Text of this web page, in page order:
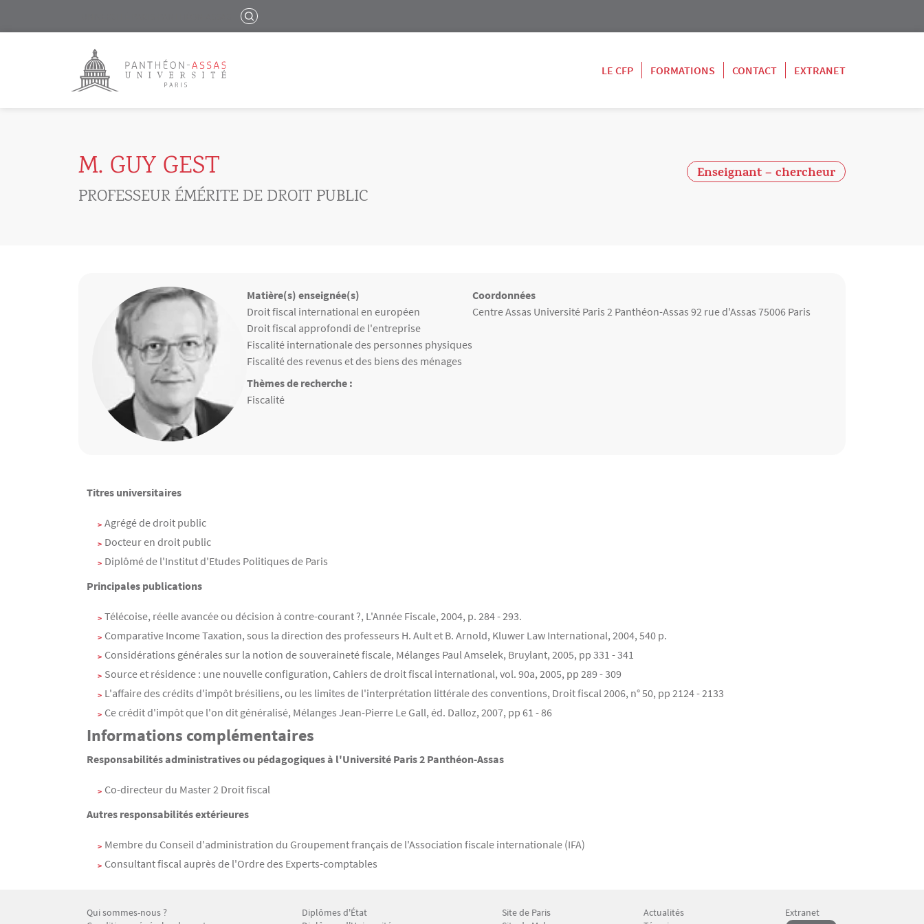
RECHERCHER
Logo
LE CFP
FORMATIONS CONTACT EXTRANET
M. GUY GEST
PROFESSEUR ÉMÉRITE DE DROIT PUBLIC
Enseignant – chercheur
Matière(s) enseignée(s)
Matières enseignées
Droit fiscal international en européen
Droit fiscal approfondi de l'entreprise
Fiscalité internationale des personnes physiques
Fiscalité des revenus et des biens des ménages
Thèmes de recherche :
Thèmes de recherche
Fiscalité
Coordonnées
Centre Assas Université Paris 2 Panthéon-Assas 92 rue d'Assas 75006 Paris
Contenu
Texte
Titres universitaires
Agrégé de droit public
Docteur en droit public
Diplômé de l'Institut d'Etudes Politiques de Paris
Principales publications
Télécoise, réelle avancée ou décision à contre-courant ?, L'Année Fiscale, 2004, p. 284 - 293.
Comparative Income Taxation, sous la direction des professeurs H. Ault et B. Arnold, Kluwer Law International, 2004, 540 p.
Considérations générales sur la notion de souveraineté fiscale, Mélanges Paul Amselek, Bruylant, 2005, pp 331 - 341
Source et résidence : une nouvelle configuration, Cahiers de droit fiscal international, vol. 90a, 2005, pp 289 - 309
L'affaire des crédits d'impôt brésiliens, ou les limites de l'interprétation littérale des conventions, Droit fiscal 2006, n° 50, pp 2124 - 2133
Ce crédit d'impôt que l'on dit généralisé, Mélanges Jean-Pierre Le Gall, éd. Dalloz, 2007, pp 61 - 86
Informations complémentaires
Responsabilités administratives ou pédagogiques à l'Université Paris 2 Panthéon-Assas
Co-directeur du Master 2 Droit fiscal
Autres responsabilités extérieures
Membre du Conseil d'administration du Groupement français de l'Association fiscale internationale (IFA)
Consultant fiscal auprès de l'Ordre des Experts-comptables
Menu Footer CFP 1
Qui sommes-nous ?
Menu Footer CFP 2
Diplômes d'État
Menu Footer CFP 3
Site de Paris
Menu Footer CFP 4
Actualités
Menu Footer CFP 5
Extranet